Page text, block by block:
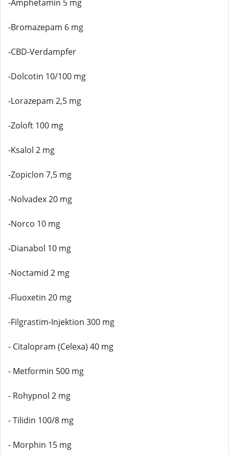
-Amphetamin 5 mg
-Bromazepam 6 mg
-CBD-Verdampfer
-Dolcotin 10/100 mg
-Lorazepam 2,5 mg
-Zoloft 100 mg
-Ksalol 2 mg
-Zopiclon 7,5 mg
-Nolvadex 20 mg
-Norco 10 mg
-Dianabol 10 mg
-Noctamid 2 mg
-Fluoxetin 20 mg
-Filgrastim-Injektion 300 mg
- Citalopram (Celexa) 40 mg
- Metformin 500 mg
- Rohypnol 2 mg
- Tilidin 100/8 mg
- Morphin 15 mg